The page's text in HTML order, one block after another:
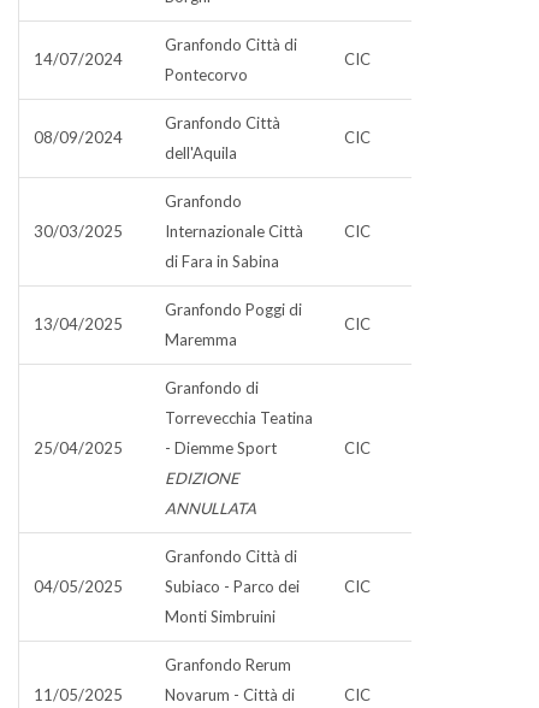
14/07/2024
Granfondo Città di
Pontecorvo
CIC
08/09/2024
Granfondo Città
dell'Aquila
CIC
30/03/2025
Granfondo
Internazionale Città
di Fara in Sabina
CIC
13/04/2025
Granfondo Poggi di
Maremma
CIC
25/04/2025
Granfondo di
Torrevecchia Teatina
- Diemme Sport
EDIZIONE
ANNULLATA
CIC
04/05/2025
Granfondo Città di
Subiaco - Parco dei
Monti Simbruini
CIC
11/05/2025
Granfondo Rerum
Novarum - Città di
CIC